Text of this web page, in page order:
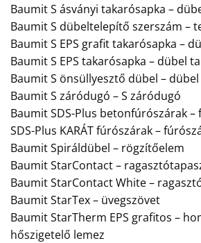
Baumit S ásványi takarósapka –
Baumit S dübeltelepítő szerszám –
Baumit S EPS grafit takarósapka –
Baumit S EPS takarósapka – dübel
Baumit S önsüllyesztő dübel – dübel
Baumit S záródugó – S záródugó
Baumit SDS-Plus betonfúrószárak –
SDS-Plus KARÁT fúrószárak –
Baumit Spiráldübel – rögzítőelem
Baumit StarContact –
Baumit StarContact White –
Baumit StarTex – üvegszövet
Baumit StarTherm EPS grafitos –
hőszigetelő lemez